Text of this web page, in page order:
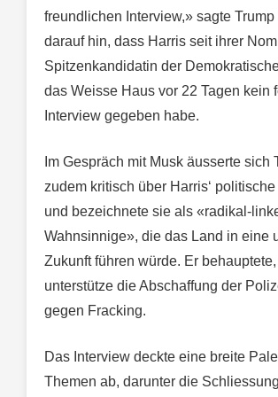
freundlichen Interview,» sagte
darauf hin, dass Harris seit ihrer
Spitzenkandidatin der
das Weisse Haus vor 22 Tagen kein
Interview gegeben habe.
Im Gespräch mit Musk äusserte sich
zudem kritisch über Harris‘
und bezeichnete sie als «radikal-
Wahnsinnige», die das Land in eine
Zukunft führen würde. Er
unterstütze die Abschaffung der
gegen Fracking.
Das Interview deckte eine breite
Themen ab, darunter die